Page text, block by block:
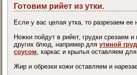
Готовим рийет из утки.
Если у вас целая утка, то разрезаем ее
Ножки пойдут в рийет, грудки срезаем
других блюд, например дляутиной
соусом, каркас и крылья оставляем
Жир и обрезки кожи оставляем и